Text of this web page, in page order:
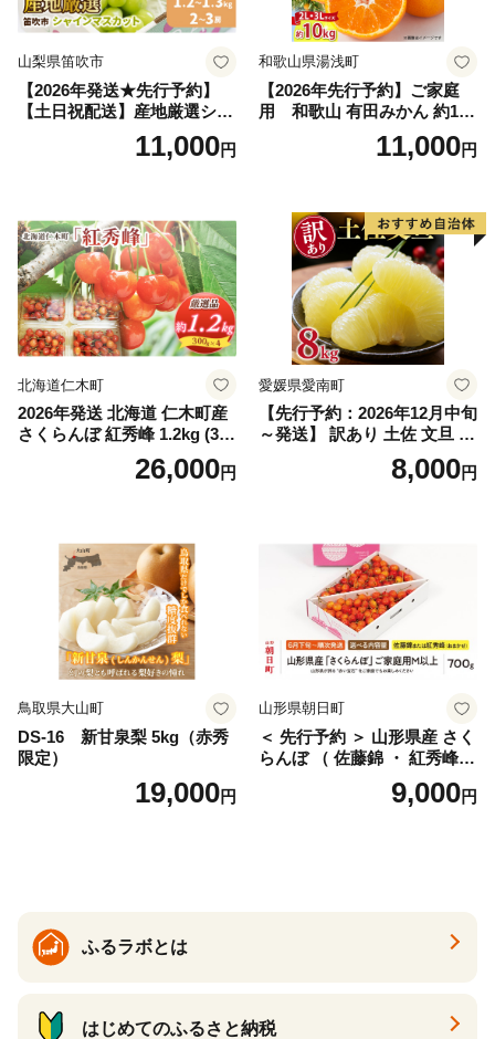
山梨県笛吹市
【2026年発送★先行予約】
【土日祝配送】産地厳選シャ
インマスカット1.2kg～1.3kg
（2房～3房）※沖縄・離島配
笛吹市 山梨県 フルーツ 果物
ぶどう 葡萄 大粒 シャインマ
スカット おすすめ シャイン
マスカット 贈答 ギフト 産地
笛吹市 シャインマスカット
笛吹 葡萄 国産 ぶどう 人気
国産 1.2kg 先行｜
11,000円
和歌山県湯浅町
【2026年先行予約】ご家庭
用 和歌山 有田みかん 約10k
g (2L、3Lサイズ)【湯浅町】
11,000円
北海道仁木町
2026年発送 北海道 仁木町産
さくらんぼ 紅秀峰 1.2kg (300
g×4パック) Lサイズ以上 旬
桜桃 産地直送 サクランボ チ
26,000円
愛媛県愛南町
【先行予約：2026年12月中旬
～発送】 訳あり 土佐 文旦 8k
g (Mサイズ以上サイズミック
ス) 8000円 わけあり ぶんた
産 農家直送 期間限定 特産品
サイズミックス くらもとフ
ァーム 愛南町 愛媛県
8,000円
鳥取県大山町
DS-16 新甘泉梨 5kg（赤秀
限定）
19,000円
山形県朝日町
＜ 先行予約 ＞ 山形県産 さく
らんぼ （ 佐藤錦 ・ 紅秀峰
） ご家庭用 M以上 700g 【20
26年6月下旬から7月上旬発
9,000円
ふるラボとは
はじめてのふるさと納税